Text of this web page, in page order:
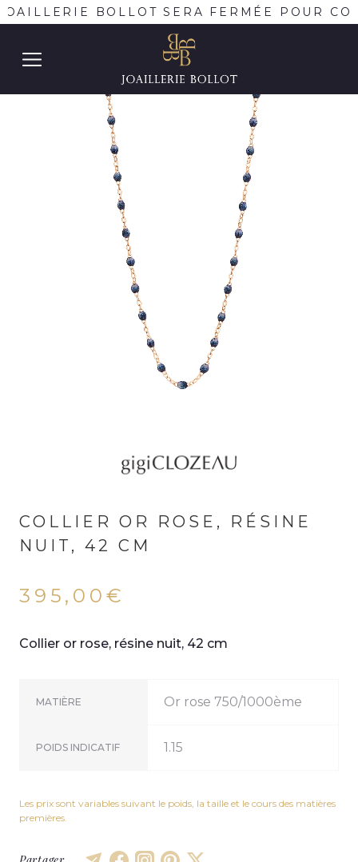
BOLLOT SERA FERMÉE POUR
COLLIER OR ROSE, RÉSINE
NUIT, 42 CM
395,00 €
Collier or rose, résine nuit, 42 cm
MATIÈRE Or rose 750/1000ème
POIDS INDICATIF 1.15
Les prix sont variables suivant le poids, la taille et le cours des matières
premières.